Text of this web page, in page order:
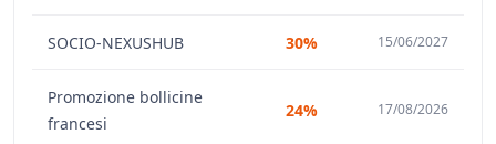
SOCIO-NEXUSHUB 30% 15/06/2027
Promozione bollicine
francesi
24% 17/08/2026